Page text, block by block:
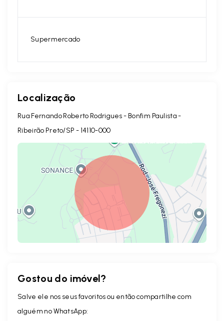
Supermercado
Localização
Rua Fernando Roberto Rodrigues - Bonfim Paulista -
Ribeirão Preto/SP - 14110-000
Gostou do imóvel?
Salve ele nos seus favoritos ou então compartilhe com
alguém no WhatsApp: